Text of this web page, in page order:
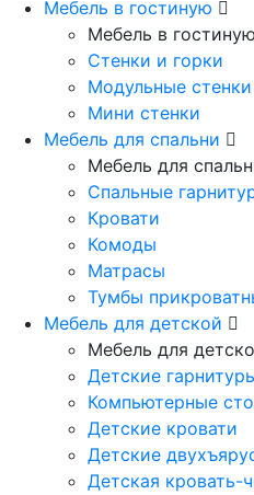
Мебель в гостиную
Мебель в гостиную
Стенки и горки
Модульные стенки
Мини стенки
Мебель для спальни
Мебель для
Спальные
Кровати
Комоды
Матрасы
Тумбы
Мебель для детской
Мебель для
Детские
Компьютерные
Детские кровати
Детские
Детская кровать-